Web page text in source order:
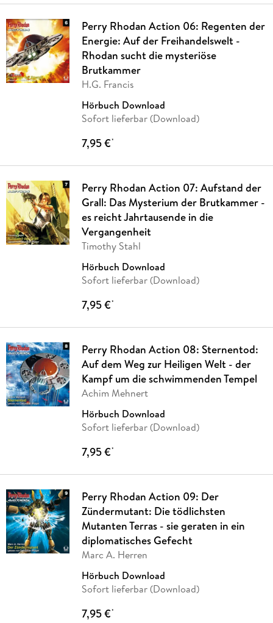
Perry Rhodan Action 06: Regenten der
Energie: Auf der Freihandelswelt -
Rhodan sucht die mysteriöse
Brutkammer
H.G. Francis
Hörbuch Download
Sofort lieferbar (Download)
7,95 €*
Perry Rhodan Action 07: Aufstand der
Grall: Das Mysterium der Brutkammer -
es reicht Jahrtausende in die
Vergangenheit
Timothy Stahl
Hörbuch Download
Sofort lieferbar (Download)
7,95 €*
Perry Rhodan Action 08: Sternentod:
Auf dem Weg zur Heiligen Welt - der
Kampf um die schwimmenden Tempel
Achim Mehnert
Hörbuch Download
Sofort lieferbar (Download)
7,95 €*
Perry Rhodan Action 09: Der
Zündermutant: Die tödlichsten
Mutanten Terras - sie geraten in ein
diplomatisches Gefecht
Marc A. Herren
Hörbuch Download
Sofort lieferbar (Download)
7,95 €*